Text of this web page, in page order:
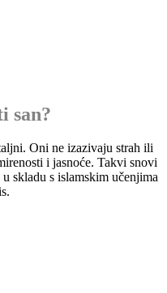
san?
Oni ne izazivaju strah ili
i jasnoće. Takvi snovi
skladu s islamskim učenjima